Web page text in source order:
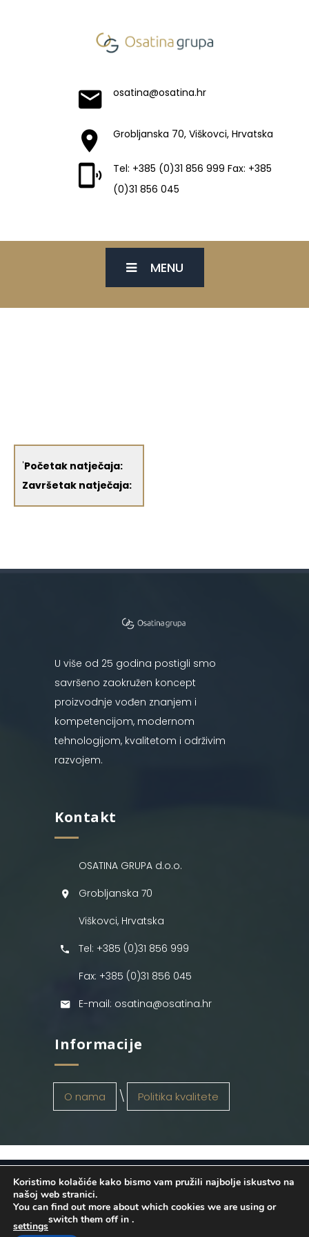
osatina@osatina.hr
Grobljanska 70, Viškovci, Hrvatska
Tel: +385 (0)31 856 999 Fax: +385
(0)31 856 045
MENU
'Početak natječaja:
Završetak natječaja:
U više od 25 godina postigli smo
savršeno zaokružen koncept
proizvodnje vođen znanjem i
kompetencijom, modernom
tehnologijom, kvalitetom i održivim
razvojem.
Kontakt
OSATINA GRUPA d.o.o.
Grobljanska 70
Viškovci, Hrvatska
Tel: +385 (0)31 856 999
Fax: +385 (0)31 856 045
E-mail: osatina@osatina.hr
Informacije
O nama Politika kvalitete
OSATINA GRUPA d.o.o. 2026
. Configured
byINFOS Osijek. Sva prava pridržana.
Koristimo kolačiće kako bismo vam pružili najbolje iskustvo na
našoj web stranici.
You can find out more about which cookies we are using or
switch them off in
settings
.